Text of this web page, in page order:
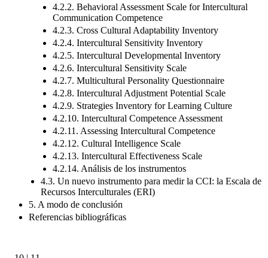
4.2.2. Behavioral Assessment Scale for Intercultural
Communication Competence
4.2.3. Cross Cultural Adaptability Inventory
4.2.4. Intercultural Sensitivity Inventory
4.2.5. Intercultural Developmental Inventory
4.2.6. Intercultural Sensitivity Scale
4.2.7. Multicultural Personality Questionnaire
4.2.8. Intercultural Adjustment Potential Scale
4.2.9. Strategies Inventory for Learning Culture
4.2.10. Intercultural Competence Assessment
4.2.11. Assessing Intercultural Competence
4.2.12. Cultural Intelligence Scale
4.2.13. Intercultural Effectiveness Scale
4.2.14. Análisis de los instrumentos
4.3. Un nuevo instrumento para medir la CCI: la Escala de
Recursos Interculturales (ERI)
5. A modo de conclusión
Referencias bibliográficas